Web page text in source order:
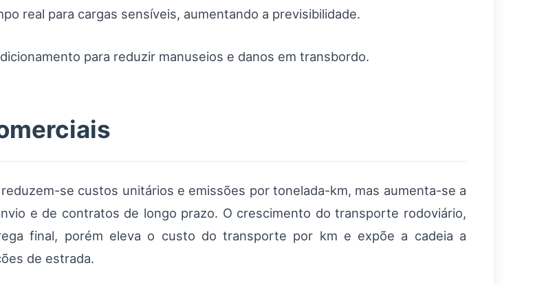
real para cargas sensíveis, aumentando a previsibilidade.
para reduzir manuseios e danos em transbordo.
se custos unitários e emissões por tonelada-km, mas aumenta-se a
e de contratos de longo prazo. O crescimento do transporte rodoviário,
final, porém eleva o custo do transporte por km e expõe a cadeia a
de estrada.